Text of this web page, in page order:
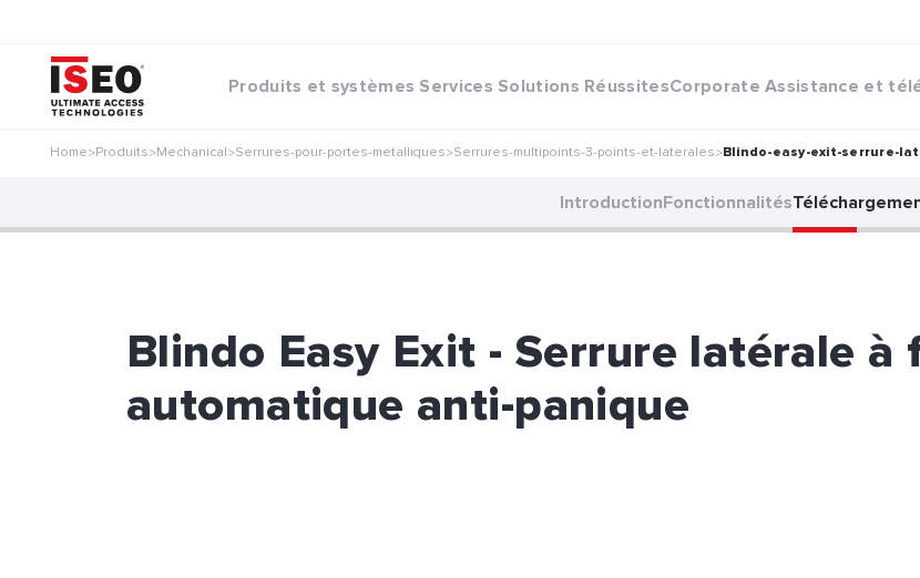
Produits et systèmes Services Solutions RéussitesCorporate Assistance et
Home>Produits>Mechanical>Serrures-pour-portes-metalliques>Serrures-multipoints-3-points-et-laterales>Blindo-easy-exit-serrure-
IntroductionFonctionnalités
Blindo Easy Exit - Serrure latérale à
automatique anti-panique